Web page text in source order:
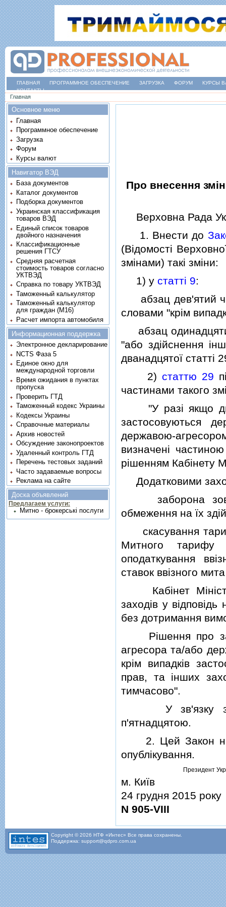
ГЛАВНАЯ ПРОГРАММНОЕ ОБЕСПЕЧЕНИЕ ЗАГРУЗКА ФОРУМ
КУРСЫ
КОНТАКТЫ
Вы здесь
Главная
Про внесення
Верховна Рада
1. Внести до
(Вiдомостi
змiнами) такi змiни:
1) у статтi 9:
абзац дев'ятий
словами "крiм
абзац
"або здiйснення
дванадцятої статтi
2) статтю 29
частинами такого
"У разi якщо
застосовуються
державою-
визначенi
рiшенням Кабiнету
Додатковими
заборона
обмеження на їх
скасування
Митного тарифу
оподаткування
ставок ввiзного
Кабiнет
заходiв у вiдповiдь
без дотримання
Рiшення про
агресора та/або
крiм випадкiв
прав, та iнших
тимчасово".
У зв'язку з
п'ятнадцятою.
2. Цей Закон
опублiкування.
Президент
м. Київ
24 грудня 2015 року
N 905-VIII
Основное меню
Главная
Программное обеспечение
Загрузка
Форум
Курсы валют
Навигатор ВЭД
База документов
Каталог документов
Подборка документов
Украинская классификация
товаров ВЭД
Единый список товаров
двойного назначения
Классификационные
решения ГТСУ
Средняя расчетная
стоимость товаров согласно
УКТВЭД
Справка по товару УКТВЭД
Таможенный калькулятор
Таможенный калькулятор
для граждан (M16)
Расчет импорта автомобиля
Информационная поддержка
Электронное декларирование
NCTS Фаза 5
Единое окно для
международной торговли
Время ожидания в пунктах
пропуска
Проверить ГТД
Таможенный кодекс Украины
Кодексы Украины
Справочные материалы
Архив новостей
Обсуждение законопроектов
Удаленный контроль ГТД
Перечень тестовых заданий
Часто задаваемые вопросы
Реклама на сайте
Доска объявлений
Предлагаем услуги:
Митно - брокерські послуги
Copyright © 2026 НТФ «Интес» Все права сохранены.
Поддержка: support@qdpro.com.ua